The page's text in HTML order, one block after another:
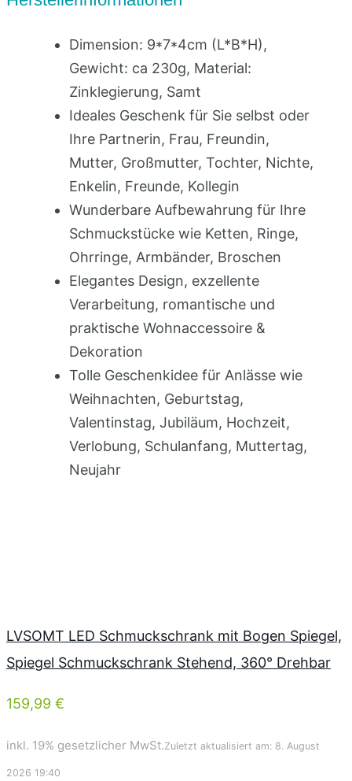
Dimension: 9*7*4cm (L*B*H),
Gewicht: ca 230g, Material:
Zinklegierung, Samt
Ideales Geschenk für Sie selbst oder
Ihre Partnerin, Frau, Freundin,
Mutter, Großmutter, Tochter, Nichte,
Enkelin, Freunde, Kollegin
Wunderbare Aufbewahrung für Ihre
Schmuckstücke wie Ketten, Ringe,
Ohrringe, Armbänder, Broschen
Elegantes Design, exzellente
Verarbeitung, romantische und
praktische Wohnaccessoire &
Dekoration
Tolle Geschenkidee für Anlässe wie
Weihnachten, Geburtstag,
Valentinstag, Jubiläum, Hochzeit,
Verlobung, Schulanfang, Muttertag,
Neujahr
LVSOMT LED Schmuckschrank mit Bogen Spiegel,
Spiegel Schmuckschrank Stehend, 360° Drehbar
159,99 €
inkl. 19% gesetzlicher MwSt.Zuletzt aktualisiert am: 8. August
2026 19:40